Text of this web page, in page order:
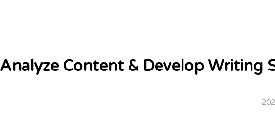
Analyze Content & Develop Writing